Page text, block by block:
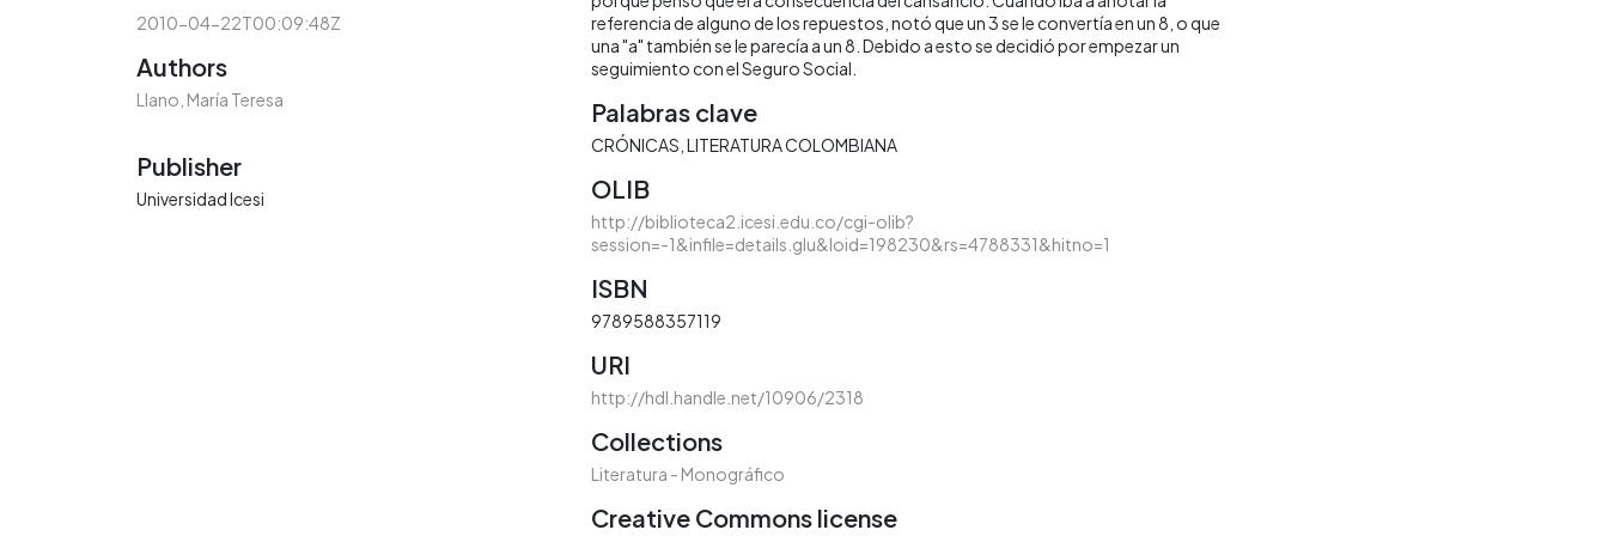
2010-04-22T00:09:48Z
Authors
Llano, María Teresa
Publisher
Universidad Icesi
referencia de alguno de los repuestos, notó que un 3 se le convertía en un 8, o que
una "a" también se le parecía a un 8. Debido a esto se decidió por empezar un
seguimiento con el Seguro Social.
Palabras clave
CRÓNICAS LITERATURA COLOMBIANA
OLIB
http://biblioteca2.icesi.edu.co/cgi-olib?
session=-1&infile=details.glu&loid=198230&rs=4788331&hitno=1
ISBN
9789588357119
URI
http://hdl.handle.net/10906/2318
Collections
Literatura - Monográfico
Creative Commons license